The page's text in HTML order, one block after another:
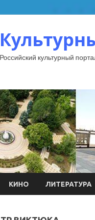
Российский культурный
КИНО ЛИТЕРАТУРА